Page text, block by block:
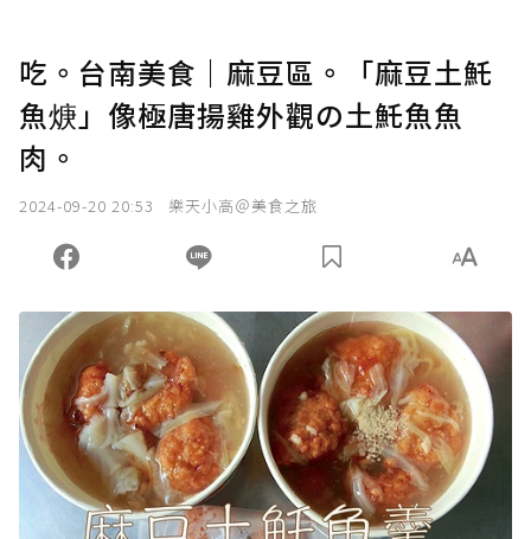
吃。台南美食｜麻豆區。「麻豆土魠
魚焿」像極唐揚雞外觀の土魠魚魚
肉。
2024-09-20 20:53 樂天小高＠美食之旅